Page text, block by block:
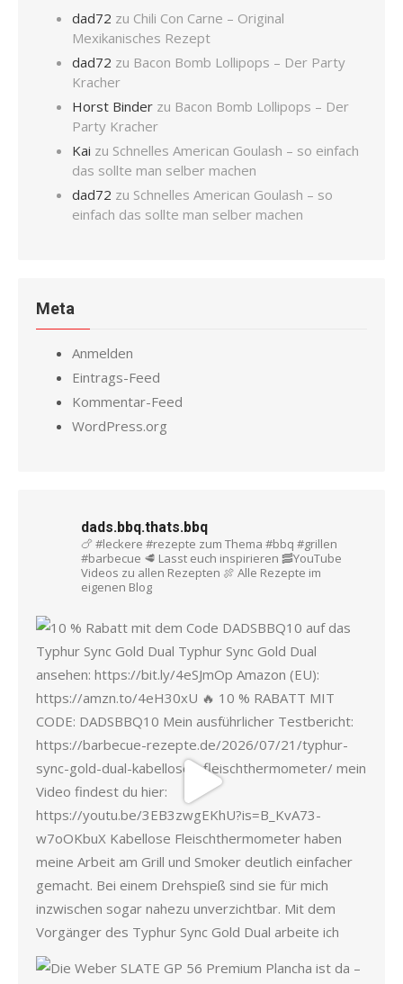
dad72 zu Chili Con Carne – Original
Mexikanisches Rezept
dad72 zu Bacon Bomb Lollipops – Der Party
Kracher
Horst Binder zu Bacon Bomb Lollipops – Der
Party Kracher
Kai zu Schnelles American Goulash – so einfach
das sollte man selber machen
dad72 zu Schnelles American Goulash – so
einfach das sollte man selber machen
Meta
Anmelden
Eintrags-Feed
Kommentar-Feed
WordPress.org
dads.bbq.thats.bbq
🍗 #leckere #rezepte zum Thema #bbq #grillen
#barbecue 🥩 Lasst euch inspirieren 🥓YouTube
Videos zu allen Rezepten 🍖 Alle Rezepte im
eigenen Blog